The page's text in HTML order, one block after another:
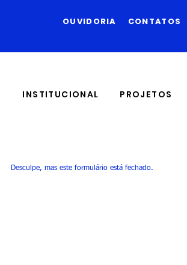
OUVIDORIA CONTATOS
INSTITUCIONAL PROJETOS
Desculpe, mas este formulário está fechado.